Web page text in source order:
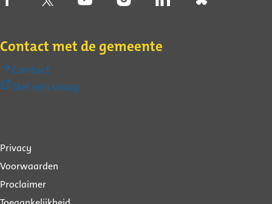
Contact met de gemeente
Contact
Stel een vraag
Over
deze
website
Privacy
Voorwaarden
Proclaimer